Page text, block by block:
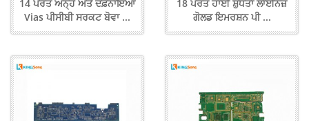
14 ਪਰਤ ਅੰਨ੍ਹੇ ਅਤੇ ਦਫ਼ਨਾਇਆ
Vias ਪੀਸੀਬੀ ਸਰਕਟ ਬੋਵਾ ...
18 ਪਰਤ ਹਾਈ ਸ਼ੁੱਧਤਾ ਲਾਈਨਜ਼
ਗੋਲਡ ਇਮਰਸ਼ਨ ਪੀ ...